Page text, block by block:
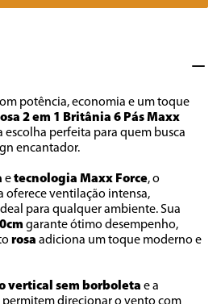
potência, economia e um toque
2 em 1 Britânia 6 Pás Maxx
escolha perfeita para quem busca
encantador.
e tecnologia Maxx Force, o
garante ótimo desempenho,
rosa adiciona um toque moderno e
vertical sem borboleta